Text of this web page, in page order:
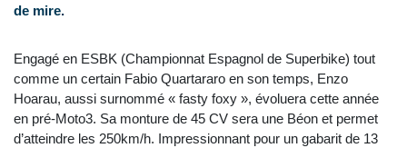
de mire.
Engagé en ESBK (Championnat Espagnol de Superbike) tout
comme un certain Fabio Quartararo en son temps, Enzo
Hoarau, aussi surnommé « fasty foxy », évoluera cette année
en pré-Moto3. Sa monture de 45 CV sera une Béon et permet
d’atteindre les 250km/h. Impressionnant pour un gabarit de 13